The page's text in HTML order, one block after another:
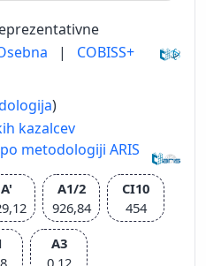
| COBISS+
)
kazalcev
metodologiji ARIS
A'
A1/2
926,84
CI10
454
A3